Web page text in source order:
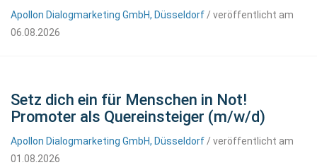
Apollon Dialogmarketing GmbH, Düsseldorf / veröffentlicht am
06.08.2026
Setz dich ein für Menschen in Not!
Promoter als Quereinsteiger (m/w/d)
Apollon Dialogmarketing GmbH, Düsseldorf / veröffentlicht am
01.08.2026